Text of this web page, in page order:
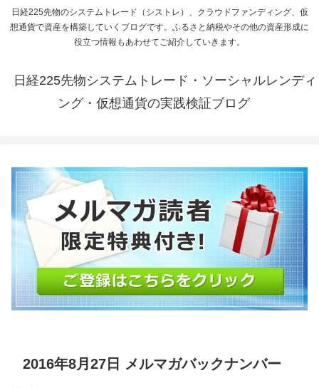
日経225先物のシステムトレード（シストレ）、クラウドファンディング、仮
想通貨で資産を構築していくブログです。ふるさと納税やその他の資産形成に
役立つ情報もあわせてご紹介していきます。
日経225先物システムトレード・ソーシャルレンディ
ング・仮想通貨の実践検証ブログ
2016年8月27日 メルマガバックナンバー